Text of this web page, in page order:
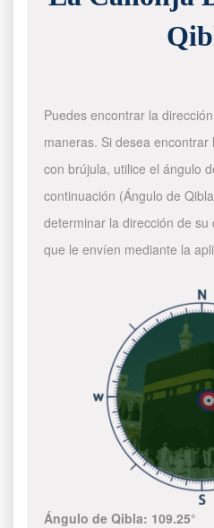
Puedes encontrar la
maneras. Si desea
con brújula, utilice el ángulo
continuación (Ángulo de
determinar la dirección de
que le envíen mediante la
Ángulo de Qibla: 109.25°